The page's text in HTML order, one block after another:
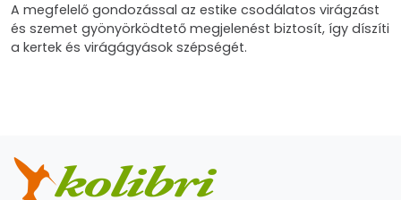
A megfelelő gondozással az estike csodálatos virágzást
és szemet gyönyörködtető megjelenést biztosít, így díszíti
a kertek és virágágyások szépségét.